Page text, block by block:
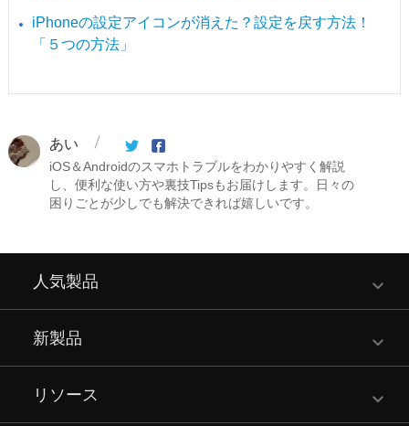
iPhoneの設定アイコンが消えた？設定を戻す方法！
「５つの方法」
あい
iOS＆Androidのスマホトラブルをわかりやすく解説
し、便利な使い方や裏技Tipsもお届けします。日々の
困りごとが少しでも解決できれば嬉しいです。
人気製品
新製品
リソース